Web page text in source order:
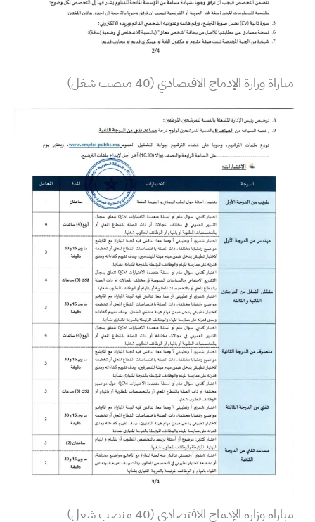
مباراة وزارة الإدماج الاقتصادي (40 منصب شغل)
مباراة وزارة الإدماج الاقتصادي (40 منصب شغل)